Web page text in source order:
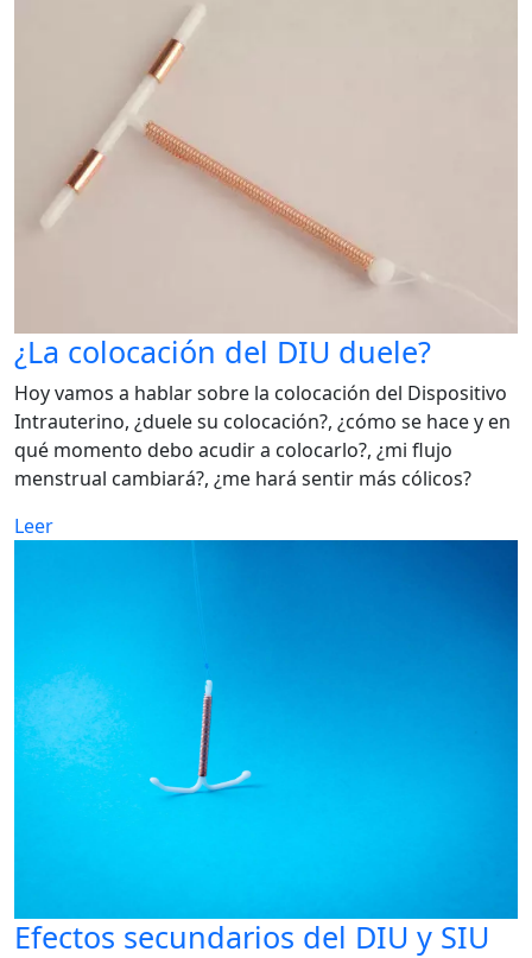
¿La colocación del DIU duele?
Hoy vamos a hablar sobre la colocación del Dispositivo
Intrauterino, ¿duele su colocación?, ¿cómo se hace y en
qué momento debo acudir a colocarlo?, ¿mi flujo
menstrual cambiará?, ¿me hará sentir más cólicos?
Leer
Efectos secundarios del DIU y SIU